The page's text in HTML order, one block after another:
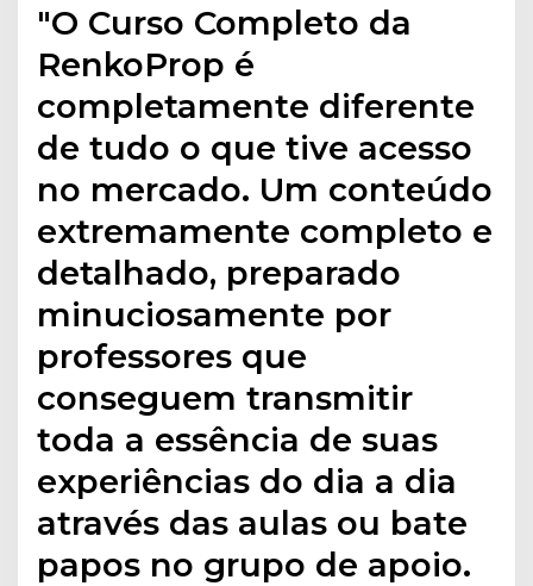
"O Curso Completo da
RenkoProp é
completamente diferente
de tudo o que tive acesso
no mercado. Um conteúdo
extremamente completo e
detalhado, preparado
minuciosamente por
professores que
conseguem transmitir
toda a essência de suas
experiências do dia a dia
através das aulas ou bate
papos no grupo de apoio.